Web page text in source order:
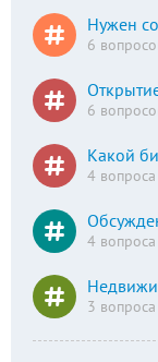
Нужен
6
6
Какой
4 вопроса
4 вопроса
3 вопроса